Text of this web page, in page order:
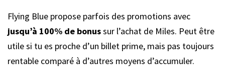
Flying Blue propose parfois des promotions avec
jusqu’à 100% de bonussur l’achat de Miles. Peut être
utile si tu es proche d’un billet prime, mais pas toujours
rentable comparé à d’autres moyens d’accumuler.